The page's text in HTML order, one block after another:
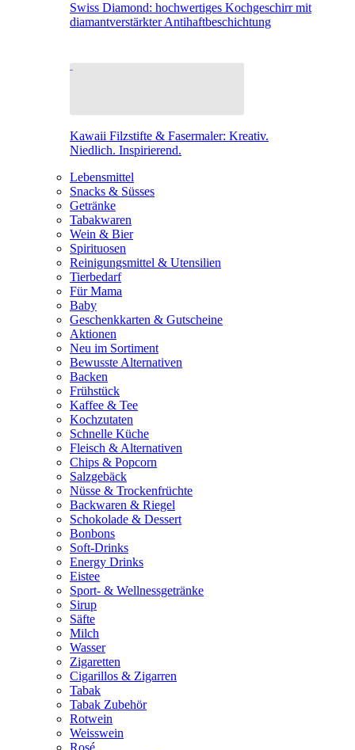
Swiss Diamond: hochwertiges Kochgeschirr mit
diamantverstärkter Antihaftbeschichtung
Kawaii Filzstifte & Fasermaler: Kreativ.
Niedlich. Inspirierend.
Lebensmittel
Snacks & Süsses
Getränke
Tabakwaren
Wein & Bier
Spirituosen
Reinigungsmittel & Utensilien
Tierbedarf
Für Mama
Baby
Geschenkkarten & Gutscheine
Aktionen
Neu im Sortiment
Bewusste Alternativen
Backen
Frühstück
Kaffee & Tee
Kochzutaten
Schnelle Küche
Fleisch & Alternativen
Chips & Popcorn
Salzgebäck
Nüsse & Trockenfrüchte
Backwaren & Riegel
Schokolade & Dessert
Bonbons
Soft-Drinks
Energy Drinks
Eistee
Sport- & Wellnessgetränke
Sirup
Säfte
Milch
Wasser
Zigaretten
Cigarillos & Zigarren
Tabak
Tabak Zubehör
Rotwein
Weisswein
Rosé